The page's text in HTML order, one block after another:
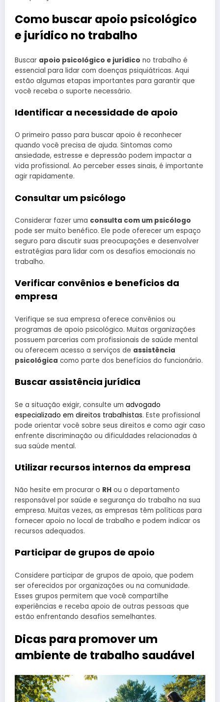
Como buscar apoio psicológico
e jurídico no trabalho
Buscar apoio psicológico e jurídico no trabalho é
essencial para lidar com doenças psiquiátricas. Aqui
estão algumas etapas importantes para garantir que
você receba o suporte necessário.
Identificar a necessidade de apoio
O primeiro passo para buscar apoio é reconhecer
quando você precisa de ajuda. Sintomas como
ansiedade, estresse e depressão podem impactar a
vida profissional. Ao perceber esses sinais, é importante
agir rapidamente.
Consultar um psicólogo
Considerar fazer uma consulta com um psicólogo
pode ser muito benéfico. Ele pode oferecer um espaço
seguro para discutir suas preocupações e desenvolver
estratégias para lidar com os desafios emocionais no
trabalho.
Verificar convênios e benefícios da
empresa
Verifique se sua empresa oferece convênios ou
programas de apoio psicológico. Muitas organizações
possuem parcerias com profissionais de saúde mental
ou oferecem acesso a serviços de assistência
psicológica como parte dos benefícios do funcionário.
Buscar assistência jurídica
Se a situação exigir, consulte um advogado
especializado em direitos trabalhistas. Este profissional
pode orientar você sobre seus direitos e como agir caso
enfrente discriminação ou dificuldades relacionadas à
sua saúde mental.
Utilizar recursos internos da empresa
Não hesite em procurar o RH ou o departamento
responsável por saúde e segurança do trabalho na sua
empresa. Muitas vezes, as empresas têm políticas para
fornecer apoio no local de trabalho e podem indicar os
recursos adequados.
Participar de grupos de apoio
Considere participar de grupos de apoio, que podem
ser oferecidos por organizações ou na comunidade.
Esses grupos permitem que você compartilhe
experiências e receba apoio de outras pessoas que
estão enfrentando desafios semelhantes.
Dicas para promover um
ambiente de trabalho saudável